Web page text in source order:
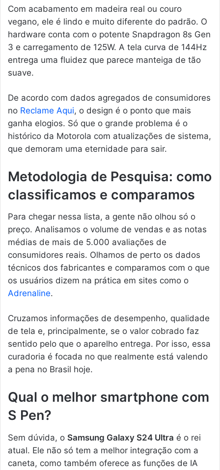
Com acabamento em madeira real ou couro
vegano, ele é lindo e muito diferente do padrão. O
hardware conta com o potente Snapdragon 8s Gen
3 e carregamento de 125W. A tela curva de 144Hz
entrega uma fluidez que parece manteiga de tão
suave.
De acordo com dados agregados de consumidores
no Reclame Aqui, o design é o ponto que mais
ganha elogios. Só que o grande problema é o
histórico da Motorola com atualizações de sistema,
que demoram uma eternidade para sair.
Metodologia de Pesquisa: como
classificamos e comparamos
Para chegar nessa lista, a gente não olhou só o
preço. Analisamos o volume de vendas e as notas
médias de mais de 5.000 avaliações de
consumidores reais. Olhamos de perto os dados
técnicos dos fabricantes e comparamos com o que
os usuários dizem na prática em sites como o
Adrenaline.
Cruzamos informações de desempenho, qualidade
de tela e, principalmente, se o valor cobrado faz
sentido pelo que o aparelho entrega. Por isso, essa
curadoria é focada no que realmente está valendo
a pena no Brasil hoje.
Qual o melhor smartphone com
S Pen?
Sem dúvida, o Samsung Galaxy S24 Ultra é o rei
atual. Ele não só tem a melhor integração com a
caneta, como também oferece as funções de IA